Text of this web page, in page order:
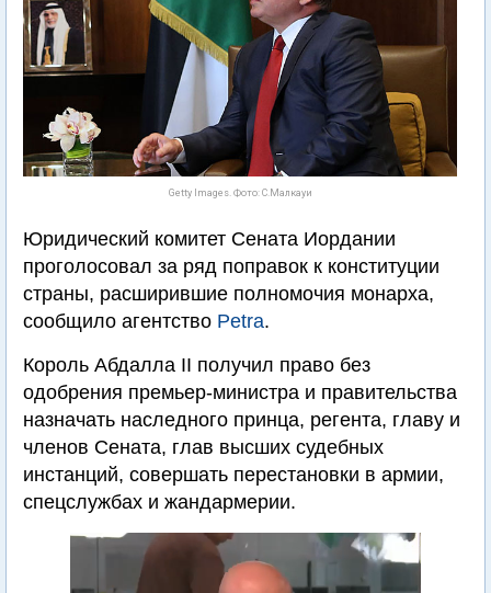
Getty Images. Фото: С.Малкауи
Юридический комитет Сената Иордании
проголосовал за ряд поправок к конституции
страны, расширившие полномочия монарха,
сообщило агентство Petra.
Король Абдалла II получил право без
одобрения премьер-министра и правительства
назначать наследного принца, регента, главу и
членов Сената, глав высших судебных
инстанций, совершать перестановки в армии,
спецслужбах и жандармерии.